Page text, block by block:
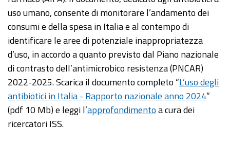
uso umano, consente di monitorare l’andamento dei
consumi e della spesa in Italia e al contempo di
identificare le aree di potenziale inappropriatezza
d’uso, in accordo a quanto previsto dal Piano nazionale
di contrasto dell’antimicrobico resistenza (PNCAR)
2022-2025. Scarica il documento completo “L’uso degli
antibiotici in Italia - Rapporto nazionale anno 2024”
(pdf 10 Mb) e leggi l’approfondimentoa cura dei
ricercatori ISS.